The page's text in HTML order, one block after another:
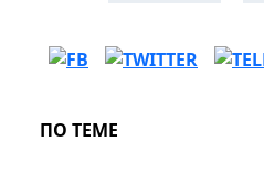
ПО ТЕМЕ